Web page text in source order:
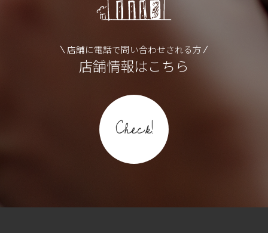
店舗に電話で問い合わせされる方
店舗情報はこちら
Check!